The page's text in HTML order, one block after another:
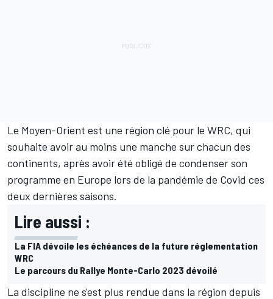
Le Moyen-Orient est une région clé pour le WRC, qui
souhaite avoir au moins une manche sur chacun des
continents, après avoir été obligé de condenser son
programme en Europe lors de la pandémie de Covid ces
deux dernières saisons.
Lire aussi :
La FIA dévoile les échéances de la future réglementation
WRC
Le parcours du Rallye Monte-Carlo 2023 dévoilé
La discipline ne s'est plus rendue dans la région depuis